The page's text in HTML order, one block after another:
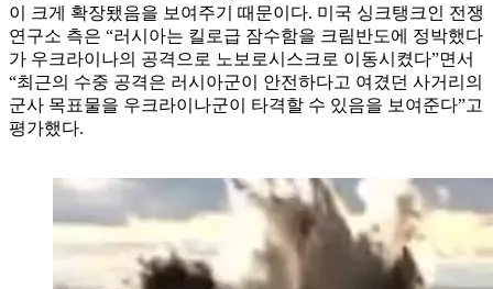
이 크게 확장됐음을 보여주기 때문이다. 미국 싱크탱크인 전쟁
연구소 측은 “러시아는 킬로급 잠수함을 크림반도에 정박했다
가 우크라이나의 공격으로 노보로시스크로 이동시켰다”면서
“최근의 수중 공격은 러시아군이 안전하다고 여겼던 사거리의
군사 목표물을 우크라이나군이 타격할 수 있음을 보여준다”고
평가했다.